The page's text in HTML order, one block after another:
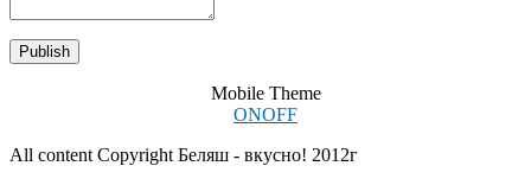
Mobile Theme
ONOFF
All content Copyright Беляш - вкусно! 2012г